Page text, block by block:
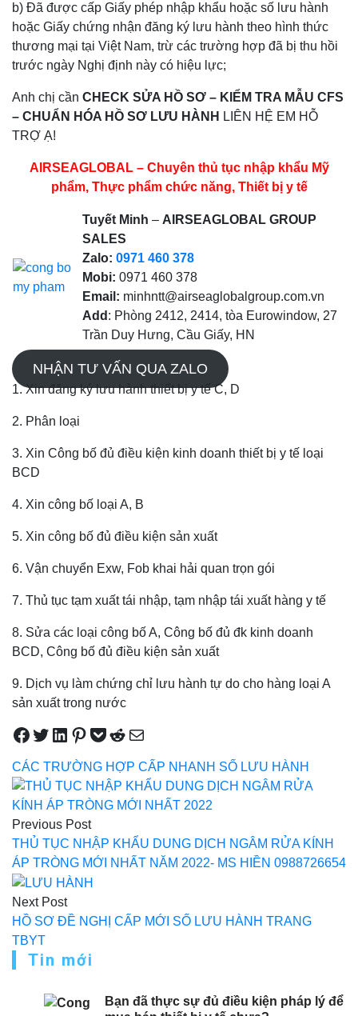
b) Đã được cấp Giấy phép nhập khẩu hoặc số lưu hành
hoặc Giấy chứng nhận đăng ký lưu hành theo hình thức
thương mại tại Việt Nam, trừ các trường hợp đã bị thu hồi
trước ngày Nghị định này có hiệu lực;
Anh chị cần CHECK SỬA HỒ SƠ – KIỂM TRA MẪU CFS
– CHUẨN HÓA HỒ SƠ LƯU HÀNH LIÊN HỆ EM HỖ
TRỢ Ạ!
AIRSEAGLOBAL – Chuyên thủ tục nhập khẩu Mỹ
phẩm, Thực phẩm chức năng, Thiết bị y tế
Tuyết Minh – AIRSEAGLOBAL GROUP
SALES
Zalo: 0971 460 378
Mobi: 0971 460 378
Email: minhntt@airseaglobalgroup.com.vn
Add : Phòng 2412, 2414, tòa Eurowindow, 27
Trần Duy Hưng, Cầu Giấy, HN
NHẬN TƯ VẤN QUA ZALO
1. Xin đăng ký lưu hành thiết bị y tế C, D
2. Phân loại
3. Xin Công bố đủ điều kiện kinh doanh thiết bị y tế loại
BCD
4. Xin công bố loại A, B
5. Xin công bố đủ điều kiện sản xuất
6. Vận chuyển Exw, Fob khai hải quan trọn gói
7. Thủ tục tạm xuất tái nhập, tạm nhập tái xuất hàng y tế
8. Sửa các loại công bố A, Công bố đủ đk kinh doanh
BCD, Công bố đủ điều kiện sản xuất
9. Dịch vụ làm chứng chỉ lưu hành tự do cho hàng loại A
sản xuất trong nước
Share on Facebook
Tweet on Twitter
Share on LinkedIn
Pin on Pinterest
Save to pocket
Share on Reddit
Share via Email
CÁC TRƯỜNG HỢP CẤP NHANH SỐ LƯU HÀNH
Điều
hướng
bài
viết
Previous Post
THỦ TỤC NHẬP KHẨU DUNG DỊCH NGÂM RỬA KÍNH
ÁP TRÒNG MỚI NHẤT NĂM 2022- MS HIỀN 0988726654
Next Post
HỒ SƠ ĐỀ NGHỊ CẤP MỚI SỐ LƯU HÀNH TRANG
TBYT
Tin mới
Bạn đã thực sự đủ điều kiện pháp lý để